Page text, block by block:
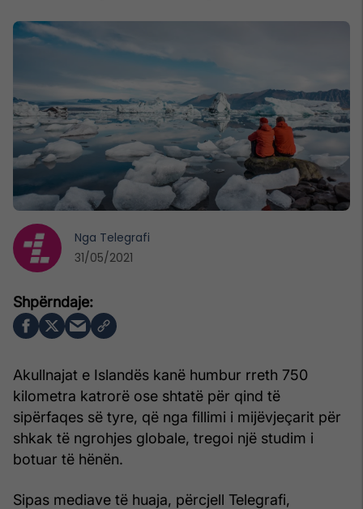
Akullnajat e Islandës kanë humbur rreth 750
kilometra katrorë ose shtatë për qind të
sipërfaqes së tyre, që nga fillimi i mijëvjeçarit për
shkak të ngrohjes globale, tregoi një studim i
botuar të hënën.
Sipas mediave të huaja, përcjell Telegrafi,
Nga Telegrafi
31/05/2021